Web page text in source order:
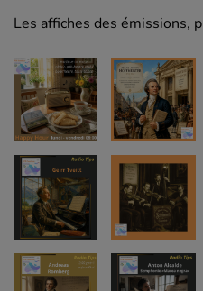
Les affiches des émissions,